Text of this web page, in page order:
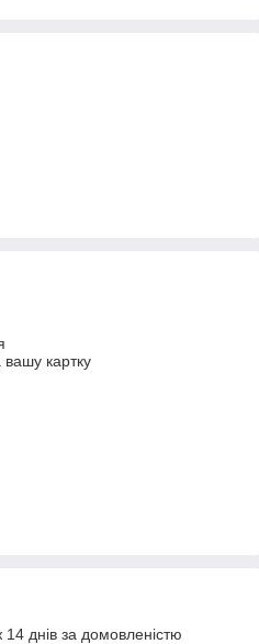
вашу картку
днів за домовленістю